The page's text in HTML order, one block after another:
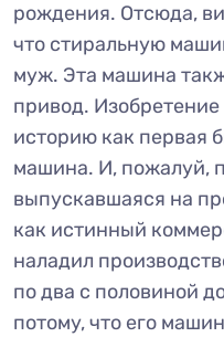
рождения. Отсюда,
что стиральную
муж. Эта машина
привод.
историю как первая
машина. И, пожалуй,
выпускавшаяся на
как истинный
наладил
по два с половиной
потому, что его